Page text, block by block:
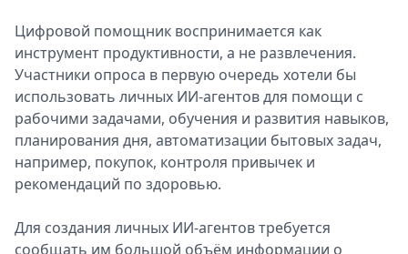
Цифровой помощник воспринимается как
инструмент продуктивности, а не развлечения.
Участники опроса в первую очередь хотели бы
использовать личных ИИ-агентов для помощи с
рабочими задачами, обучения и развития навыков,
планирования дня, автоматизации бытовых задач,
например, покупок, контроля привычек и
рекомендаций по здоровью.
Для создания личных ИИ-агентов требуется
сообщать им большой объём информации о